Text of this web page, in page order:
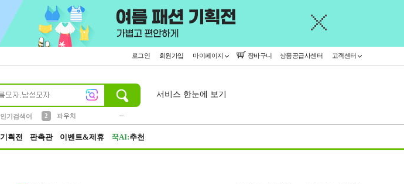
로그인 회원가입 마이페이지 장바구니 상품공급사센터 고객센터
인기검색어
2
파우치
서비스 한눈에 보기
기획전 판촉관 이벤트&제휴 꾹AI:추천